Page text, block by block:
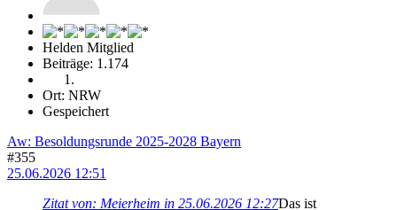
Helden Mitglied
Beiträge: 1.174
Ort: NRW
Gespeichert
Aw: Besoldungsrunde 2025-2028 Bayern
#355
25.06.2026 12:51
Zitat von: Meierheim in 25.06.2026 12:27Das ist